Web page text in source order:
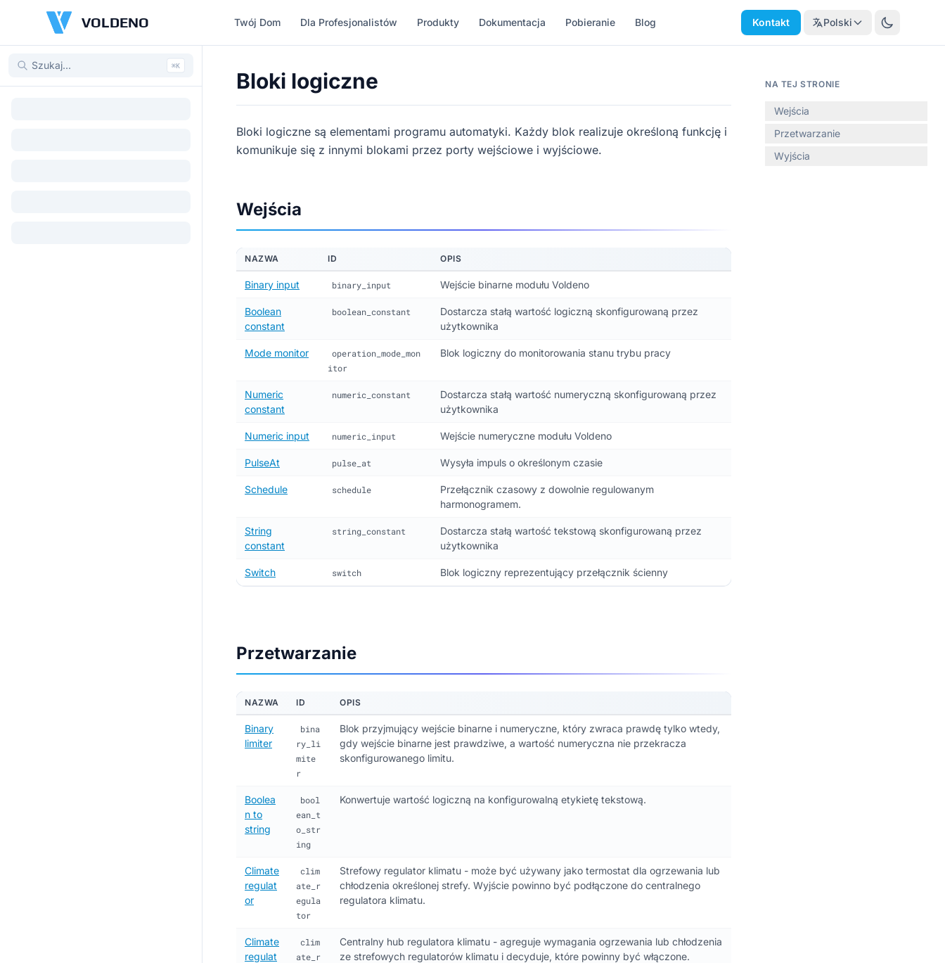
VOLDENO Twój Dom Dla Profesjonalistów Produkty Dokumentacja Pobieranie Blog Kontakt Polski
⌘K
Bloki logiczne
Bloki logiczne są elementami programu automatyki. Każdy blok realizuje określoną funkcję i
komunikuje się z innymi blokami przez porty wejściowe i wyjściowe.
Wejścia
NAZWA ID OPIS
Binary input binary_input Wejście binarne modułu Voldeno
Boolean
constant
boolean_constant
Dostarcza stałą wartość logiczną skonfigurowaną przez
użytkownika
Mode monitor
operation_mode_mon
itor
Blok logiczny do monitorowania stanu trybu pracy
Numeric
constant
numeric_constant
Dostarcza stałą wartość numeryczną skonfigurowaną przez
użytkownika
Numeric input numeric_input Wejście numeryczne modułu Voldeno
PulseAt pulse_at Wysyła impuls o określonym czasie
Schedule schedule
Przełącznik czasowy z dowolnie regulowanym
harmonogramem.
String
constant
string_constant
Dostarcza stałą wartość tekstową skonfigurowaną przez
użytkownika
Switch switch Blok logiczny reprezentujący przełącznik ścienny
Przetwarzanie
NAZWA ID OPIS
Binary
limiter
bina
ry_li
mite
r
Blok przyjmujący wejście binarne i numeryczne, który zwraca prawdę tylko wtedy,
gdy wejście binarne jest prawdziwe, a wartość numeryczna nie przekracza
skonfigurowanego limitu.
Boolea
n to
string
bool
ean_t
o_str
ing
Konwertuje wartość logiczną na konfigurowalną etykietę tekstową.
Climate
regulat
or
clim
ate_r
egula
tor
Strefowy regulator klimatu - może być używany jako termostat dla ogrzewania lub
chłodzenia określonej strefy. Wyjście powinno być podłączone do centralnego
regulatora klimatu.
Climate
regulat
clim
ate_r
Centralny hub regulatora klimatu - agreguje wymagania ogrzewania lub chłodzenia
ze strefowych regulatorów klimatu i decyduje, które powinny być włączone.
NA TEJ STRONIE
Wejścia
Przetwarzanie
Wyjścia